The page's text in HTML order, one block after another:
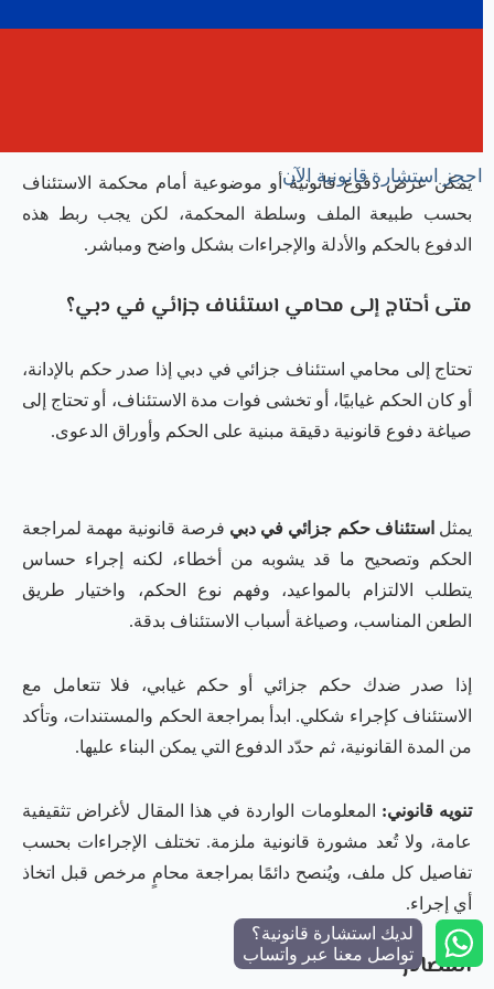
احجز استشارة قانونية الآن
القانونية، أو من شخص لا يملك الصفة، أو إذا لم يستوفِ البيانات
يمكن عرض دفوع قانونية أو موضوعية أمام محكمة الاستئناف
بحسب طبيعة الملف وسلطة المحكمة، لكن يجب ربط هذه
الدفوع بالحكم والأدلة والإجراءات بشكل واضح ومباشر.
متى أحتاج إلى محامي استئناف جزائي في دبي؟
تحتاج إلى محامي استئناف جزائي في دبي إذا صدر حكم بالإدانة،
أو كان الحكم غيابيًا، أو تخشى فوات مدة الاستئناف، أو تحتاج إلى
صياغة دفوع قانونية دقيقة مبنية على الحكم وأوراق الدعوى.
يمثل استئناف حكم جزائي في دبي فرصة قانونية مهمة لمراجعة
الحكم وتصحيح ما قد يشوبه من أخطاء، لكنه إجراء حساس
يتطلب الالتزام بالمواعيد، وفهم نوع الحكم، واختيار طريق
الطعن المناسب، وصياغة أسباب الاستئناف بدقة.
إذا صدر ضدك حكم جزائي أو حكم غيابي، فلا تتعامل مع
الاستئناف كإجراء شكلي. ابدأ بمراجعة الحكم والمستندات، وتأكد
من المدة القانونية، ثم حدّد الدفوع التي يمكن البناء عليها.
تنويه قانوني: المعلومات الواردة في هذا المقال لأغراض تثقيفية
عامة، ولا تُعد مشورة قانونية ملزمة. تختلف الإجراءات بحسب
تفاصيل كل ملف، ويُنصح دائمًا بمراجعة محامٍ مرخص قبل اتخاذ
أي إجراء.
المصادر
لديك استشارة قانونية؟
تواصل معنا عبر واتساب